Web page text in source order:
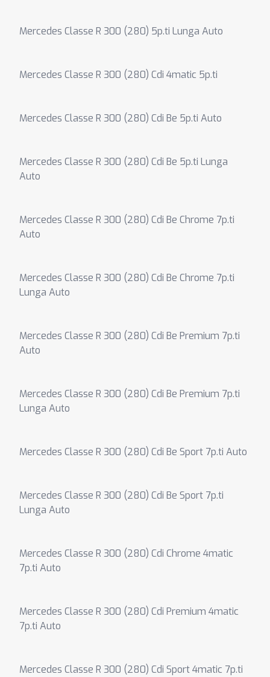
Mercedes Classe R 300 (280) 5p.ti Lunga Auto
Mercedes Classe R 300 (280) Cdi 4matic 5p.ti
Mercedes Classe R 300 (280) Cdi Be 5p.ti Auto
Mercedes Classe R 300 (280) Cdi Be 5p.ti Lunga
Auto
Mercedes Classe R 300 (280) Cdi Be Chrome 7p.ti
Auto
Mercedes Classe R 300 (280) Cdi Be Chrome 7p.ti
Lunga Auto
Mercedes Classe R 300 (280) Cdi Be Premium 7p.ti
Auto
Mercedes Classe R 300 (280) Cdi Be Premium 7p.ti
Lunga Auto
Mercedes Classe R 300 (280) Cdi Be Sport 7p.ti Auto
Mercedes Classe R 300 (280) Cdi Be Sport 7p.ti
Lunga Auto
Mercedes Classe R 300 (280) Cdi Chrome 4matic
7p.ti Auto
Mercedes Classe R 300 (280) Cdi Premium 4matic
7p.ti Auto
Mercedes Classe R 300 (280) Cdi Sport 4matic 7p.ti